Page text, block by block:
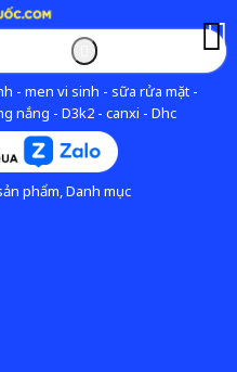
- men vi sinh - sữa rửa mặt -
nắng - D3k2 - canxi - Dhc
phẩm, Danh mục